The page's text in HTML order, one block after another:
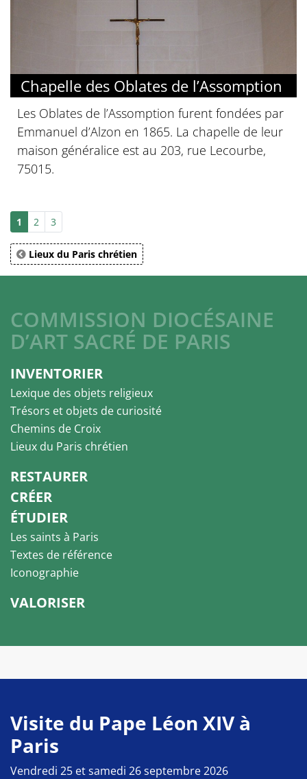
Chapelle des Oblates de l’Assomption
Les Oblates de l’Assomption furent fondées par
Emmanuel d’Alzon en 1865. La chapelle de leur
maison généralice est au 203, rue Lecourbe,
75015.
1 2 3
Lieux du Paris chrétien
COMMISSION DIOCÉSAINE
D’ART SACRÉ DE PARIS
INVENTORIER
Lexique des objets religieux
Trésors et objets de curiosité
Chemins de Croix
Lieux du Paris chrétien
RESTAURER
CRÉER
ÉTUDIER
Les saints à Paris
Textes de référence
Iconographie
VALORISER
Visite du Pape Léon XIV à
Paris
Vendredi 25 et samedi 26 septembre 2026